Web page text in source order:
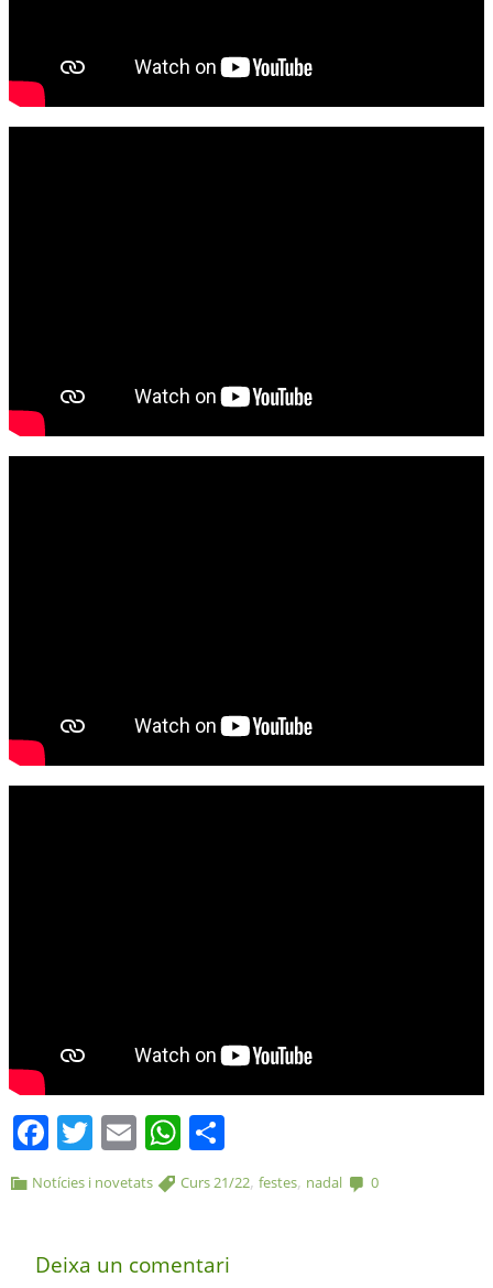
Facebook
Twitter
EmailWhatsApp
Notícies i novetats Curs 21/22,festes, nadal 0
Deixa un comentari